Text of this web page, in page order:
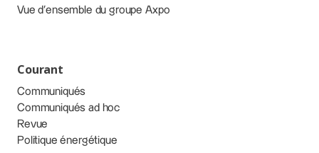
Vue d’ensemble du groupe Axpo
Courant
Communiqués
Communiqués ad hoc
Revue
Politique énergétique